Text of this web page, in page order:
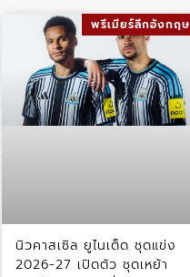
พรีเมียร์ลีกอังกฤษ
นิวคาสเซิล ยูไนเต็ด ชุดแข่ง
2026-27 เปิดตัว ชุดเหย้า